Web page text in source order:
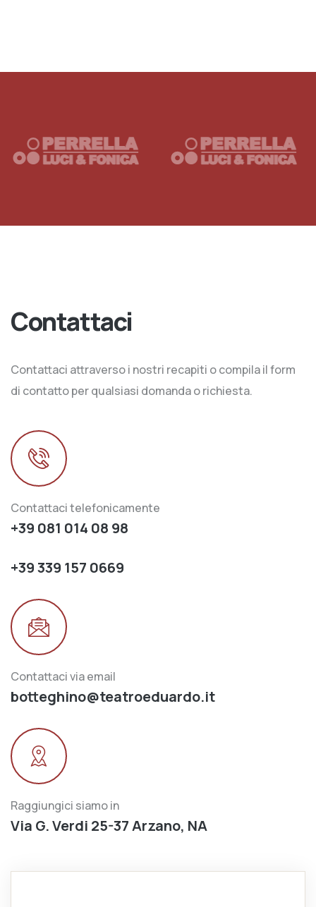
Contattaci
Contattaci attraverso i nostri recapiti o compila il form
di contatto per qualsiasi domanda o richiesta.
Contattaci telefonicamente
+39 081 014 08 98
+39 339 157 0669
Contattaci via email
botteghino@teatroeduardo.it
Raggiungici siamo in
Via G. Verdi 25-37 Arzano, NA